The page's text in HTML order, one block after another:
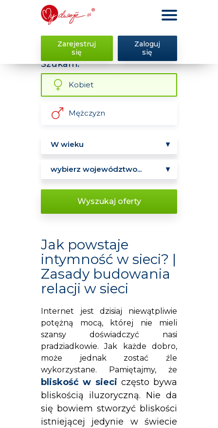
Zarejestruj
się
Zaloguj
się
Szukam:
Kobiet
Mężczyzn
Wyszukaj oferty
Jak powstaje
intymność w sieci? |
Zasady budowania
relacji w sieci
Internet jest dzisiaj niewątpliwie
potężną mocą, której nie mieli
szansy doświadczyć nasi
pradziadkowie. Jak każde dobro,
może jednak zostać źle
wykorzystane. Pamiętajmy, że
bliskość w sieci często bywa
bliskością iluzoryczną. Nie da
się bowiem stworzyć bliskości
istniejącej jedynie w świecie